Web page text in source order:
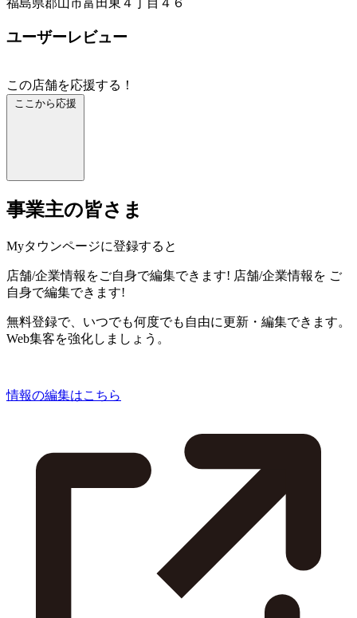
福島県郡山市富田東４丁目４６
ユーザーレビュー
この店舗を応援する！
ここから応援
事業主の皆さま
Myタウンページに登録すると
店舗/企業情報をご自身で編集できます! 店舗/企業情報を ご
自身で編集できます!
無料登録で、いつでも何度でも自由に更新・編集できます。
Web集客を強化しましょう。
情報の編集はこちら